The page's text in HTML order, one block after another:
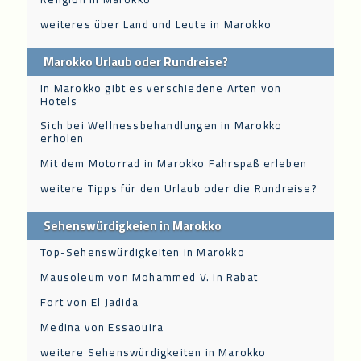
weiteres über Land und Leute in Marokko
Marokko Urlaub oder Rundreise?
In Marokko gibt es verschiedene Arten von
Hotels
Sich bei Wellnessbehandlungen in Marokko
erholen
Mit dem Motorrad in Marokko Fahrspaß erleben
weitere Tipps für den Urlaub oder die Rundreise?
Sehenswürdigkeien in Marokko
Top-Sehenswürdigkeiten in Marokko
Mausoleum von Mohammed V. in Rabat
Fort von El Jadida
Medina von Essaouira
weitere Sehenswürdigkeiten in Marokko